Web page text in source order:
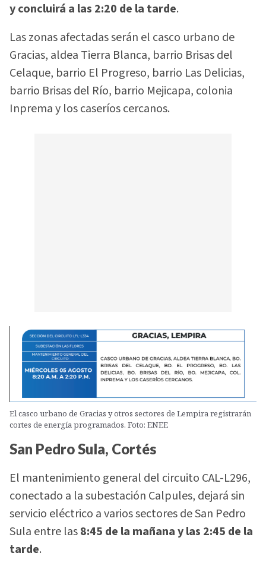
y concluirá a las 2:20 de la tarde.
Las zonas afectadas serán el casco urbano de
Gracias, aldea Tierra Blanca, barrio Brisas del
Celaque, barrio El Progreso, barrio Las Delicias,
barrio Brisas del Río, barrio Mejicapa, colonia
Inprema y los caseríos cercanos.
El casco urbano de Gracias y otros sectores de Lempira registrarán
cortes de energía programados. Foto: ENEE
San Pedro Sula, Cortés
El mantenimiento general del circuito CAL-L296,
conectado a la subestación Calpules, dejará sin
servicio eléctrico a varios sectores de San Pedro
Sula entre las8:45 de la mañana y las 2:45 de la
tarde.